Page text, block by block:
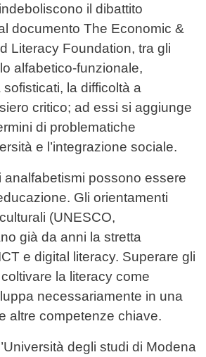
il dibattito
documento The Economic &
Literacy Foundation, tra gli
alfabetico-funzionale,
la difficoltà a
critico; ad essi si aggiunge
di problematiche
e l’integrazione sociale.
possono essere
Gli orientamenti
(UNESCO,
già da anni la stretta
e digital literacy. Superare gli
la literacy come
necessariamente in una
altre competenze chiave.
degli studi di Modena